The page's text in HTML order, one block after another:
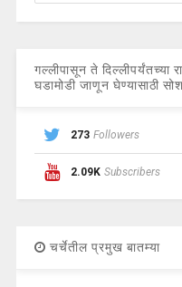
गल्लीपासून ते दिल्लीपर्यंतच्या
घडामोडी जाणून घेण्यासाठी
273 Followers
2.09K Subscribers
चर्चेतील प्रमुख बातम्या